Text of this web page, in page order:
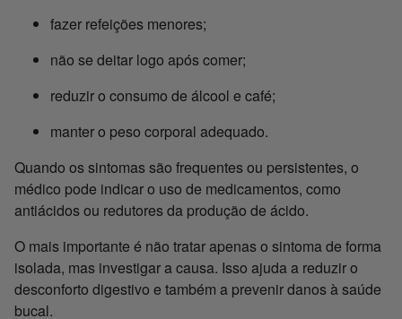
fazer refeições menores;
não se deitar logo após comer;
reduzir o consumo de álcool e café;
manter o peso corporal adequado.
Quando os sintomas são frequentes ou persistentes, o
médico pode indicar o uso de medicamentos, como
antiácidos ou redutores da produção de ácido.
O mais importante é não tratar apenas o sintoma de forma
isolada, mas investigar a causa. Isso ajuda a reduzir o
desconforto digestivo e também a prevenir danos à saúde
bucal.